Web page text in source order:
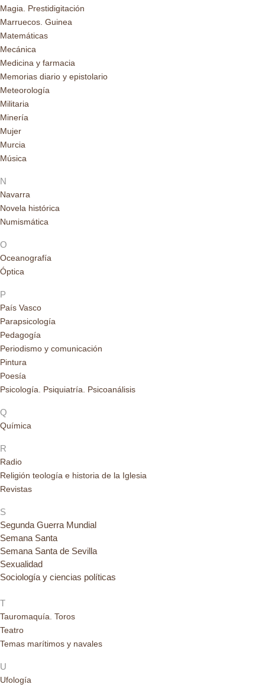
Magia. Prestidigitación
Marruecos. Guinea
Matemáticas
Mecánica
Medicina y farmacia
Memorias diario y epistolario
Meteorología
Militaria
Minería
Mujer
Murcia
Música
N
Navarra
Novela histórica
Numismática
O
Oceanografía
Óptica
P
País Vasco
Parapsicología
Pedagogía
Periodismo y comunicación
Pintura
Poesía
Psicología. Psiquiatría. Psicoanálisis
Q
Química
R
Radio
Religión teología e historia de la Iglesia
Revistas
S
Segunda Guerra Mundial
Semana Santa
Semana Santa de Sevilla
Sexualidad
Sociología y ciencias políticas
T
Tauromaquía. Toros
Teatro
Temas marítimos y navales
U
Ufología